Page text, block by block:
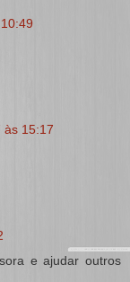
às 15:17
e ajudar outros